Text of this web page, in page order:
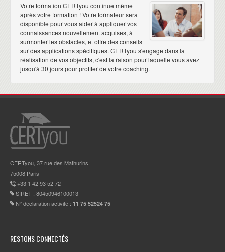
Votre formation CERTyou continue même
après votre formation ! Votre formateur sera
disponible pour vous aider à appliquer vos
connaissances nouvellement acquises, à
surmonter les obstacles, et offre des conseils
sur des applications spécifiques. CERTyou s'engage dans la
réalisation de vos objectifs, c'est la raison pour laquelle vous avez
jusqu'à 30 jours pour profiter de votre coaching.
CERTyou, 37 rue des Mathurins
75008 Paris
+33 1 42 93 52 72
SIRET : 80450946100013
N° déclaration activité : 11 75 52524 75
RESTONS CONNECTÉS